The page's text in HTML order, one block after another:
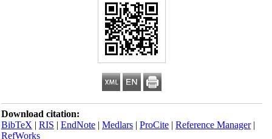
Download citation:
BibTeX|RIS|EndNote|Medlars|ProCite|Reference Manager
RefWorks